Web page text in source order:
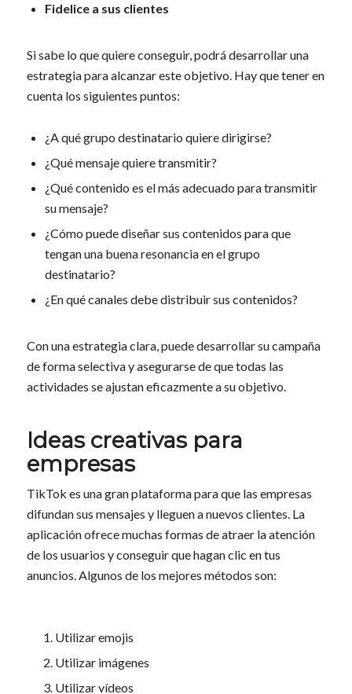
Fidelice a sus clientes
Si sabe lo que quiere conseguir, podrá desarrollar una
estrategia para alcanzar este objetivo. Hay que tener en
cuenta los siguientes puntos:
¿A qué grupo destinatario quiere dirigirse?
¿Qué mensaje quiere transmitir?
¿Qué contenido es el más adecuado para transmitir
su mensaje?
¿Cómo puede diseñar sus contenidos para que
tengan una buena resonancia en el grupo
destinatario?
¿En qué canales debe distribuir sus contenidos?
Con una estrategia clara, puede desarrollar su campaña
de forma selectiva y asegurarse de que todas las
actividades se ajustan eficazmente a su objetivo.
Ideas creativas para
empresas
TikTok es una gran plataforma para que las empresas
difundan sus mensajes y lleguen a nuevos clientes. La
aplicación ofrece muchas formas de atraer la atención
de los usuarios y conseguir que hagan clic en tus
anuncios. Algunos de los mejores métodos son:
Utilizar emojis
Utilizar imágenes
Utilizar vídeos